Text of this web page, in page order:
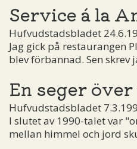
Service á la
Hufvudstadsbladet
Jag gick på restaurangen
blev förbannad. Sen skrev
En seger
Hufvudstadsbladet
I slutet av 1990-talet var
mellan himmel och jord